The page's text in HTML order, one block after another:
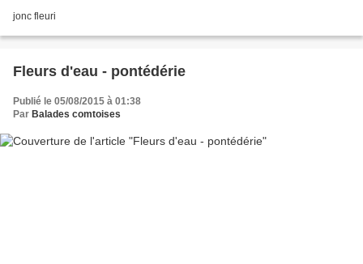
jonc fleuri
Fleurs d'eau - pontédérie
Publié le 05/08/2015 à 01:38
Par Balades comtoises